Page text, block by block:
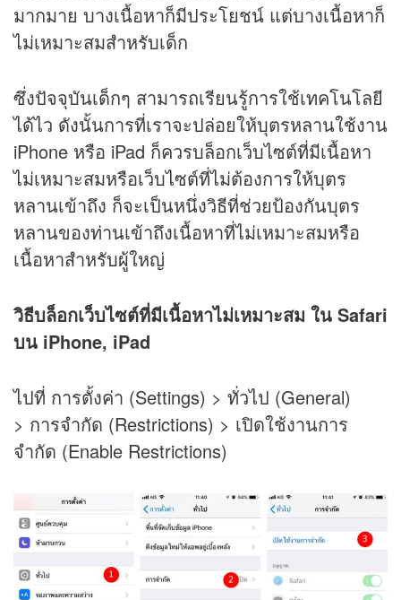
มากมาย บางเนื้อหาก็มีประโยชน์ แต่บางเนื้อหาก็
ไม่เหมาะสมสำหรับเด็ก
ซึ่งปัจจุบันเด็กๆ สามารถเรียนรู้การใช้เทคโนโลยี
ได้ไว ดังนั้นการที่เราจะปล่อยให้บุตรหลานใช้งาน
iPhone หรือ iPad ก็ควรบล็อกเว็บไซต์ที่มีเนื้อหา
ไม่เหมาะสมหรือเว็บไซต์ที่ไม่ต้องการให้บุตร
หลานเข้าถึง ก็จะเป็นหนึ่งวิธีที่ช่วยป้องกันบุตร
หลานของท่านเข้าถึงเนื้อหาที่ไม่เหมาะสมหรือ
เนื้อหาสำหรับผู้ใหญ่
วิธีบล็อกเว็บไซต์ที่มีเนื้อหาไม่เหมาะสม ใน Safari
บน iPhone, iPad
ไปที่ การตั้งค่า (Settings) > ทั่วไป (General)
> การจำกัด (Restrictions) > เปิดใช้งานการ
จำกัด (Enable Restrictions)